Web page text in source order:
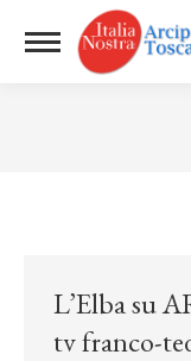
L’Elba su
tv franco-